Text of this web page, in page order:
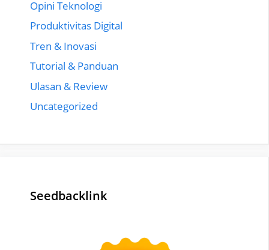
Opini Teknologi
Produktivitas Digital
Tren & Inovasi
Tutorial & Panduan
Ulasan & Review
Uncategorized
Seedbacklink